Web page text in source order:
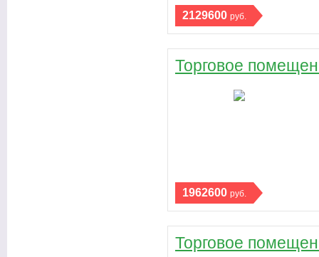
2129600 руб.
Торговое
1962600 руб.
Торговое